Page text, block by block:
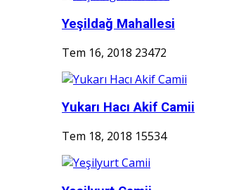
Yeşildağ Mahallesi
Tem 16, 2018 23472
Yukarı Hacı Akif Camii
Tem 18, 2018 15534